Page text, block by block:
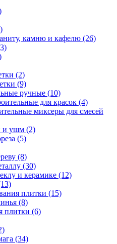
камню и кафелю (26)
(2)
(9)
ручные (10)
для красок (4)
миксеры для смесей
и ушм (2)
(5)
(8)
(30)
и керамике (12)
плитки (15)
(8)
плитки (6)
(34)